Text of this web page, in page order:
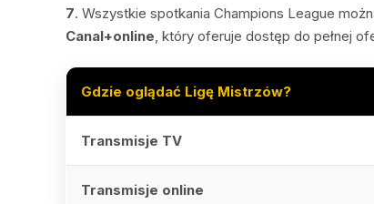
7. Wszystkie spotkania Champions League
Canal+online, który oferuje dostęp do pełnej
Gdzie oglądać Ligę Mistrzów?
Transmisje TV
Transmisje online